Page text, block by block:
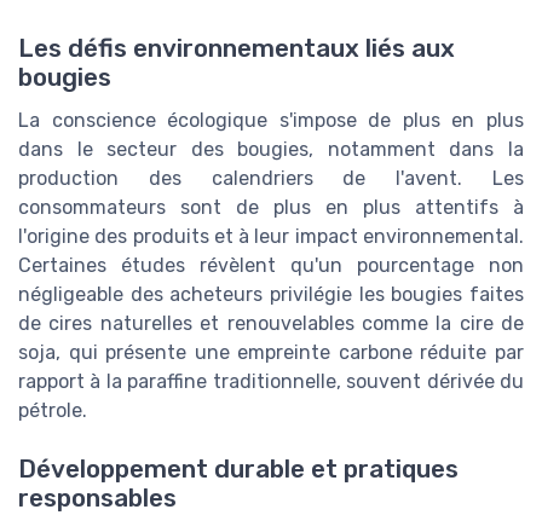
Les défis environnementaux liés aux
bougies
La conscience écologique s'impose de plus en plus
dans le secteur des bougies, notamment dans la
production des calendriers de l'avent. Les
consommateurs sont de plus en plus attentifs à
l'origine des produits et à leur impact environnemental.
Certaines études révèlent qu'un pourcentage non
négligeable des acheteurs privilégie les bougies faites
de cires naturelles et renouvelables comme la cire de
soja, qui présente une empreinte carbone réduite par
rapport à la paraffine traditionnelle, souvent dérivée du
pétrole.
Développement durable et pratiques
responsables